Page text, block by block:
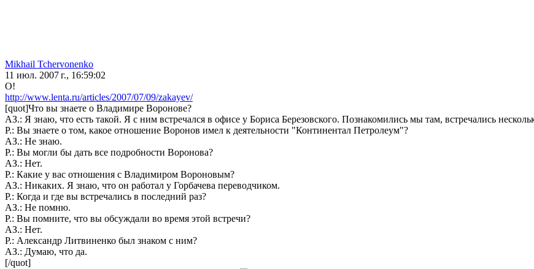
Mikhail Tchervonenko
11 июл. 2007 г., 16:59:02
O!
http://www.lenta.ru/articles/2007/07/09/zakayev/
[quot]Что вы знаете о Владимире Воронове?
АЗ.: Я знаю, что есть такой. Я с ним встречался в офисе у Бориса Березовского. Познакомились мы там, встречались
Р.: Вы знаете о том, какое отношение Воронов имел к деятельности "Континентал Петролеум"?
АЗ.: Не знаю.
Р.: Вы могли бы дать все подробности Воронова?
АЗ.: Нет.
Р.: Какие у вас отношения с Владимиром Вороновым?
АЗ.: Никаких. Я знаю, что он работал у Горбачева переводчиком.
Р.: Когда и где вы встречались в последний раз?
АЗ.: Не помню.
Р.: Вы помните, что вы обсуждали во время этой встречи?
АЗ.: Нет.
Р.: Александр Литвиненко был знаком с ним?
АЗ.: Думаю, что да.
[/quot]